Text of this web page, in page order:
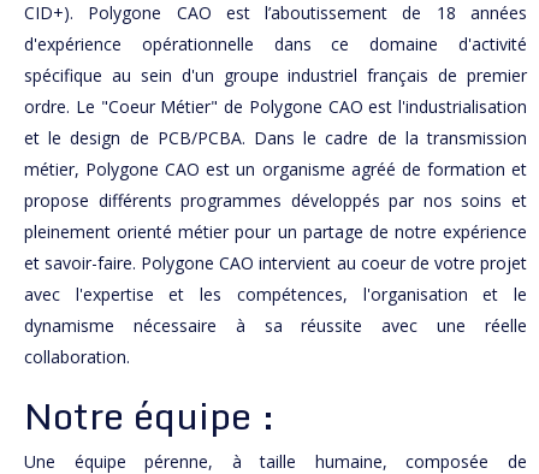
CID+). Polygone CAO est l’aboutissement de 18 années
d'expérience opérationnelle dans ce domaine d'activité
spécifique au sein d'un groupe industriel français de premier
ordre. Le "Coeur Métier" de Polygone CAO est l'industrialisation
et le design de PCB/PCBA. Dans le cadre de la transmission
métier, Polygone CAO est un organisme agréé de formation et
propose différents programmes développés par nos soins et
pleinement orienté métier pour un partage de notre expérience
et savoir-faire. Polygone CAO intervient au coeur de votre projet
avec l'expertise et les compétences, l'organisation et le
dynamisme nécessaire à sa réussite avec une réelle
collaboration.
Notre équipe :
Une équipe pérenne, à taille humaine, composée de